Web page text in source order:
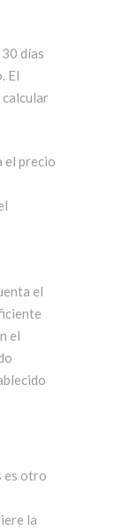
días
El
calcular
el precio
el
el
es otro
la